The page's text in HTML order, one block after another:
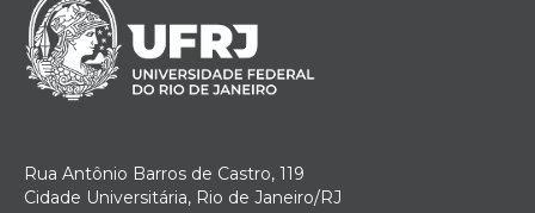
Rua Antônio Barros de Castro, 119
Cidade Universitária, Rio de Janeiro/RJ